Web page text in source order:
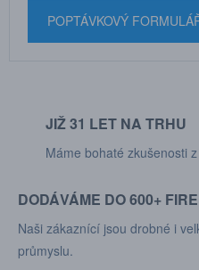
POPTÁVKOVÝ
JIŽ 31 LET NA TRHU
Máme bohaté zkušenosti
DODÁVÁME DO 600+
Naši zákaznící jsou drobné i
průmyslu.